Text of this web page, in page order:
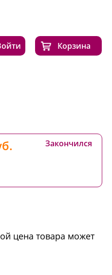
Корзина
Закончился
цена товара может